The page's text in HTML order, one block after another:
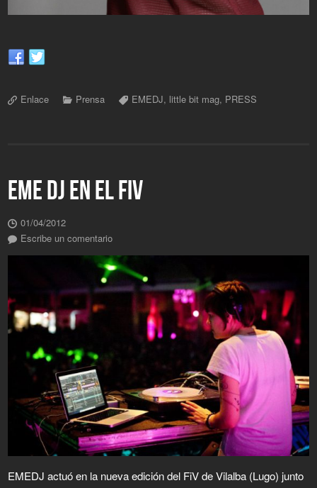
Enlace Prensa EMEDJ, little bit mag, PRESS
EME DJ EN EL FIV
01/04/2012
Escribe un comentario
EMEDJ actuó en la nueva edición del FiV de Vilalba (Lugo) junto